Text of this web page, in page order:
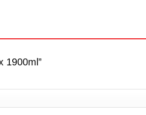
1900ml”